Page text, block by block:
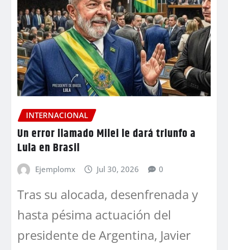
INTERNACIONAL
Un error llamado Milei le dará triunfo a
Lula en Brasil
Ejemplomx Jul 30, 2026 0
Tras su alocada, desenfrenada y
hasta pésima actuación del
presidente de Argentina, Javier